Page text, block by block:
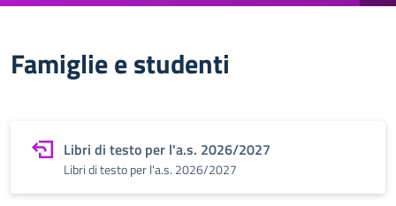
Famiglie e studenti
Libri di testo per l'a.s. 2026/2027
Libri di testo per l'a.s. 2026/2027